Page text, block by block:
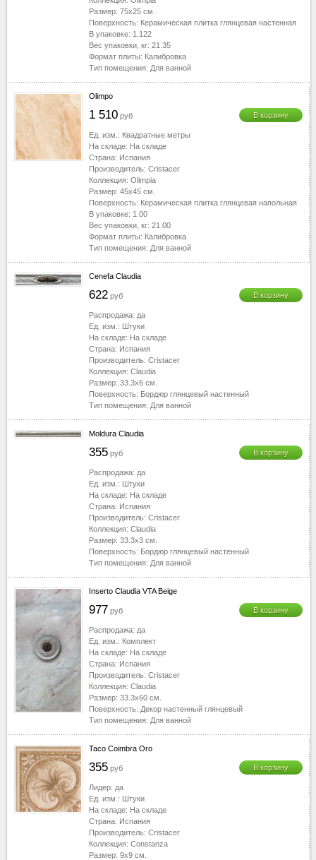
Размер: 75x25 см.
Поверхность: Керамическая плитка глянцевая настенная
В упаковке: 1.122
Вес упаковки, кг: 21.35
Формат плиты: Калибровка
Тип помещения: Для ванной
Olimpo
1 510 руб В корзину
Ед. изм.: Квадратные метры
На складе: На складе
Страна: Испания
Производитель: Cristacer
Коллекция: Olimpia
Размер: 45x45 см.
Поверхность: Керамическая плитка глянцевая напольная
В упаковке: 1.00
Вес упаковки, кг: 21.00
Формат плиты: Калибровка
Тип помещения: Для ванной
Cenefa Claudia
622 руб В корзину
Распродажа: да
Ед. изм.: Штуки
На складе: На складе
Страна: Испания
Производитель: Cristacer
Коллекция: Claudia
Размер: 33.3x6 см.
Поверхность: Бордюр глянцевый настенный
Тип помещения: Для ванной
Moldura Claudia
355 руб В корзину
Распродажа: да
Ед. изм.: Штуки
На складе: На складе
Страна: Испания
Производитель: Cristacer
Коллекция: Claudia
Размер: 33.3x3 см.
Поверхность: Бордюр глянцевый настенный
Тип помещения: Для ванной
Inserto Claudia VTA Beige
977 руб В корзину
Распродажа: да
Ед. изм.: Комплект
На складе: На складе
Страна: Испания
Производитель: Cristacer
Коллекция: Claudia
Размер: 33.3x60 см.
Поверхность: Декор настенный глянцевый
Тип помещения: Для ванной
Taco Coimbra Oro
355 руб В корзину
Лидер: да
Ед. изм.: Штуки
На складе: На складе
Страна: Испания
Производитель: Cristacer
Коллекция: Constanza
Размер: 9x9 см.